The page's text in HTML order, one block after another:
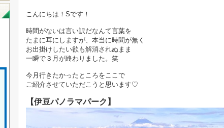
こんにちは！Sです！
時間がないは言い訳だなんて言葉を
たまに耳にしますが、本当に時間が無く
お出掛けしたい欲も解消されぬまま
一瞬で３月が終わりました。笑
今月行きたかったところをここで
ご紹介させていただこうと思います♡
【伊豆パノラマパーク】